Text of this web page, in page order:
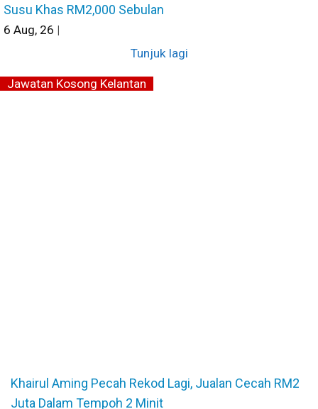
Susu Khas RM2,000 Sebulan
6 Aug, 26 |
Tunjuk lagi
Jawatan Kosong Kelantan
Khairul Aming Pecah Rekod Lagi, Jualan Cecah RM2
Juta Dalam Tempoh 2 Minit